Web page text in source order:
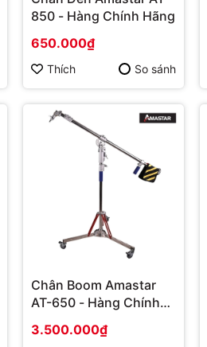
850 - Hàng Chính Hãng
650.000₫
Thích So sánh
Chân Boom Amastar
AT-650 - Hàng Chính
3.500.000₫